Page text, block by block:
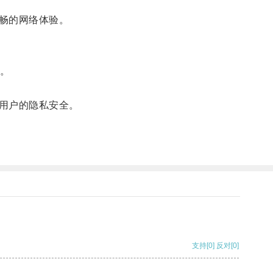
网络体验。
的隐私安全。
支持[0] 反对[0]